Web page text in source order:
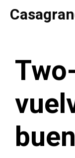
Saltar